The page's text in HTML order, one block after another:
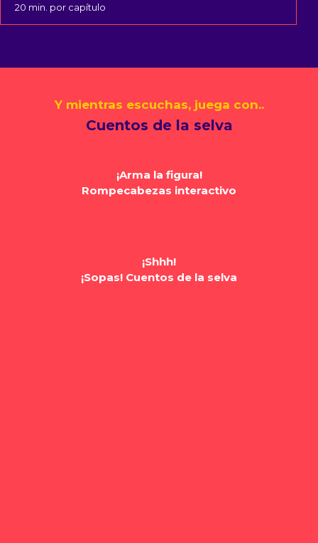
20 min. por capítulo
Y mientras escuchas, juega con..
Cuentos de la selva
¡Arma la figura!
Rompecabezas interactivo
¡Shhh!
¡Sopas! Cuentos de la selva